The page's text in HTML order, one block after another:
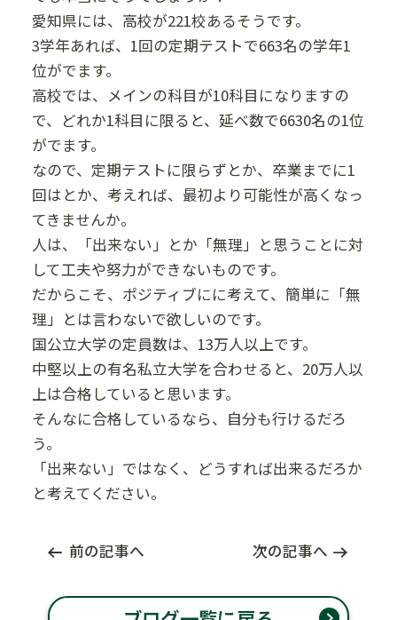
愛知県には、高校が221校あるそうです。
3学年あれば、1回の定期テストで663名の学年1
位がでます。
高校では、メインの科目が10科目になりますの
で、どれか1科目に限ると、延べ数で6630名の1位
がでます。
なので、定期テストに限らずとか、卒業までに1
回はとか、考えれば、最初より可能性が高くなっ
てきませんか。
人は、「出来ない」とか「無理」と思うことに対
して工夫や努力ができないものです。
だからこそ、ポジティブにに考えて、簡単に「無
理」とは言わないで欲しいのです。
国公立大学の定員数は、13万人以上です。
中堅以上の有名私立大学を合わせると、20万人以
上は合格していると思います。
そんなに合格しているなら、自分も行けるだろ
う。
「出来ない」ではなく、どうすれば出来るだろか
と考えてください。
前の記事へ 次の記事へ